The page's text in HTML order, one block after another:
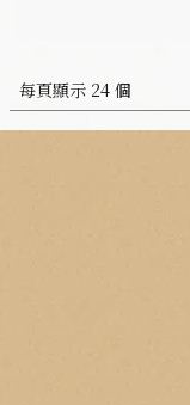
每頁顯示 24 個